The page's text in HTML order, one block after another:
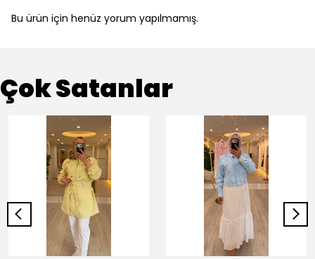
Bu ürün için henüz yorum yapılmamış.
Çok Satanlar